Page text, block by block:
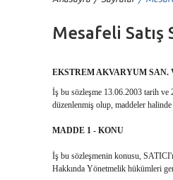
Mesafeli Satış
EKSTREM AKVARYUM SAN.
İş bu sözleşme 13.06.2003 tarih ve
düzenlenmiş olup, maddeler halinde
MADDE 1 - KONU
İş bu sözleşmenin konusu,
Hakkında Yönetmelik hükümleri